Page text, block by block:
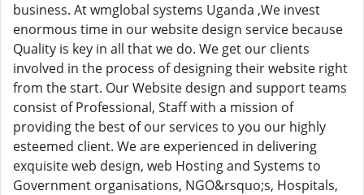
business. At wmglobal systems Uganda ,We invest
enormous time in our website design service because
Quality is key in all that we do. We get our clients
involved in the process of designing their website right
from the start. Our Website design and support teams
consist of Professional, Staff with a mission of
providing the best of our services to you our highly
esteemed client. We are experienced in delivering
exquisite web design, web Hosting and Systems to
Government organisations, NGO&rsquo;s, Hospitals,